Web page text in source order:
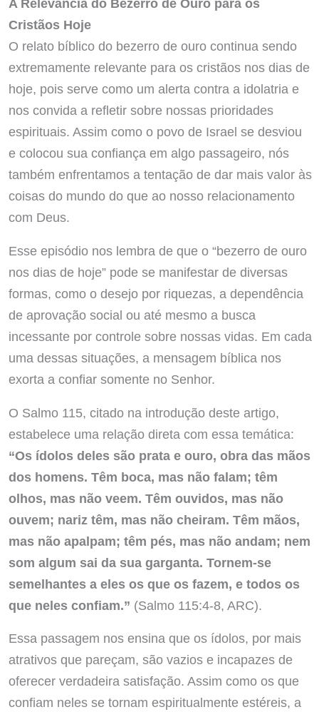
A Relevância do Bezerro de Ouro para os
Cristãos Hoje
O relato bíblico do bezerro de ouro continua sendo
extremamente relevante para os cristãos nos dias de
hoje, pois serve como um alerta contra a idolatria e
nos convida a refletir sobre nossas prioridades
espirituais. Assim como o povo de Israel se desviou
e colocou sua confiança em algo passageiro, nós
também enfrentamos a tentação de dar mais valor às
coisas do mundo do que ao nosso relacionamento
com Deus.
Esse episódio nos lembra de que o “bezerro de ouro
nos dias de hoje” pode se manifestar de diversas
formas, como o desejo por riquezas, a dependência
de aprovação social ou até mesmo a busca
incessante por controle sobre nossas vidas. Em cada
uma dessas situações, a mensagem bíblica nos
exorta a confiar somente no Senhor.
O Salmo 115, citado na introdução deste artigo,
estabelece uma relação direta com essa temática:
“Os ídolos deles são prata e ouro, obra das mãos
dos homens. Têm boca, mas não falam; têm
olhos, mas não veem. Têm ouvidos, mas não
ouvem; nariz têm, mas não cheiram. Têm mãos,
mas não apalpam; têm pés, mas não andam; nem
som algum sai da sua garganta. Tornem-se
semelhantes a eles os que os fazem, e todos os
que neles confiam.” (Salmo 115:4-8, ARC).
Essa passagem nos ensina que os ídolos, por mais
atrativos que pareçam, são vazios e incapazes de
oferecer verdadeira satisfação. Assim como os que
confiam neles se tornam espiritualmente estéreis, a